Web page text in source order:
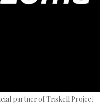
partner of Triskell Project